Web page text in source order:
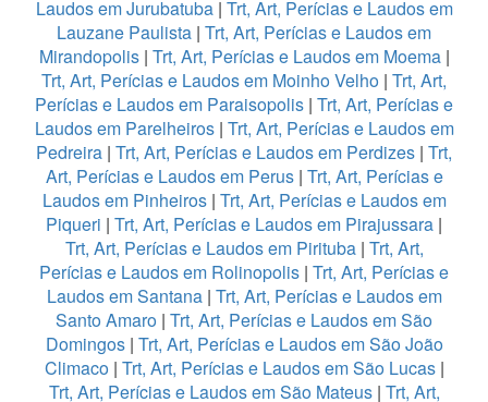
Laudos em Jurubatuba| Trt, Art, Perícias e Laudos em
Lauzane Paulista | Trt, Art, Perícias e Laudos em
Mirandopolis| Trt, Art, Perícias e Laudos em Moema|
Trt, Art, Perícias e Laudos em Moinho Velho | Trt, Art,
Perícias e Laudos em Paraisopolis | Trt, Art, Perícias e
Laudos em Parelheiros| Trt, Art, Perícias e Laudos em
Pedreira | Trt, Art, Perícias e Laudos em Perdizes | Trt,
Art, Perícias e Laudos em Perus| Trt, Art, Perícias e
Laudos em Pinheiros| Trt, Art, Perícias e Laudos em
Piqueri | Trt, Art, Perícias e Laudos em Pirajussara |
Trt, Art, Perícias e Laudos em Pirituba| Trt, Art,
Perícias e Laudos em Rolinopolis | Trt, Art, Perícias e
Laudos em Santana| Trt, Art, Perícias e Laudos em
Santo Amaro | Trt, Art, Perícias e Laudos em São
Domingos| Trt, Art, Perícias e Laudos em São João
Climaco| Trt, Art, Perícias e Laudos em São Lucas|
Trt, Art, Perícias e Laudos em São Mateus | Trt, Art,